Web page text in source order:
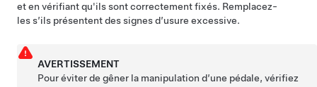
et en vérifiant qu'ils sont correctement fixés. Remplacez-
les s’ils présentent des signes d’usure excessive.
AVERTISSEMENT
Pour éviter de gêner la manipulation d’une pédale, vérifiez